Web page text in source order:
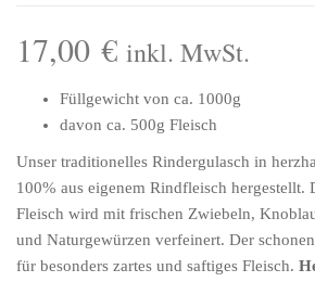
17,00 € inkl. MwSt.
Füllgewicht von ca. 1000g
davon ca. 500g Fleisch
Unser traditionelles Rindergulasch in
100% aus eigenem Rindfleisch hergestellt.
Fleisch wird mit frischen Zwiebeln,
und Naturgewürzen verfeinert. Der
für besonders zartes und saftiges Fleisch.